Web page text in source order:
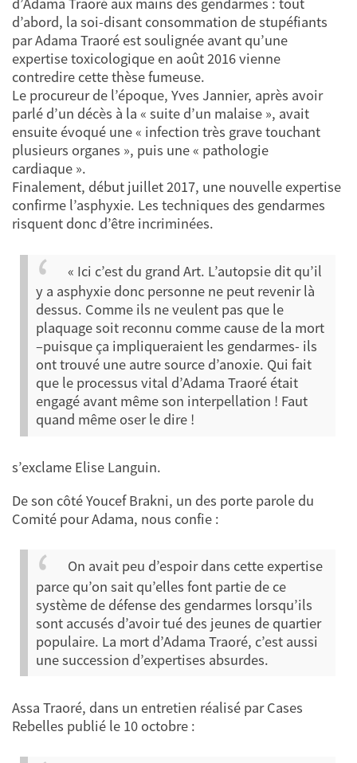
d’Adama Traoré aux mains des gendarmes : tout
d’abord, la soi-disant consommation de stupéfiants
par Adama Traoré est soulignée avant qu’une
expertise toxicologique en août 2016 vienne
contredire cette thèse fumeuse.
Le procureur de l’époque, Yves Jannier, après avoir
parlé d’un décès à la « suite d’un malaise », avait
ensuite évoqué une « infection très grave touchant
plusieurs organes », puis une « pathologie
cardiaque ».
Finalement, début juillet 2017, une nouvelle expertise
confirme l’asphyxie. Les techniques des gendarmes
risquent donc d’être incriminées.
« Ici c’est du grand Art. L’autopsie dit qu’il
y a asphyxie donc personne ne peut revenir là
dessus. Comme ils ne veulent pas que le
plaquage soit reconnu comme cause de la mort
–puisque ça impliqueraient les gendarmes- ils
ont trouvé une autre source d’anoxie. Qui fait
que le processus vital d’Adama Traoré était
engagé avant même son interpellation ! Faut
quand même oser le dire !
s’exclame Elise Languin.
De son côté Youcef Brakni, un des porte parole du
Comité pour Adama, nous confie :
On avait peu d’espoir dans cette expertise
parce qu’on sait qu’elles font partie de ce
système de défense des gendarmes lorsqu’ils
sont accusés d’avoir tué des jeunes de quartier
populaire. La mort d’Adama Traoré, c’est aussi
une succession d’expertises absurdes.
Assa Traoré, dans un entretien réalisé par Cases
Rebelles publié le 10 octobre :